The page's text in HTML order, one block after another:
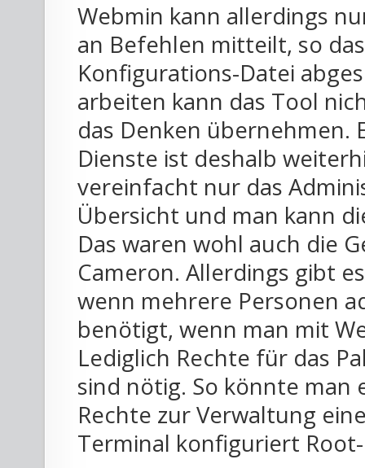
Webmin kann allerdings
an Befehlen mitteilt, so
Konfigurations-Datei
arbeiten kann das Tool
das Denken übernehmen.
Dienste ist deshalb
vereinfacht nur das
Übersicht und man kann
Das waren wohl auch die
Cameron. Allerdings gibt
wenn mehrere Personen
benötigt, wenn man mit
Lediglich Rechte für das
sind nötig. So könnte man
Rechte zur Verwaltung
Terminal konfiguriert